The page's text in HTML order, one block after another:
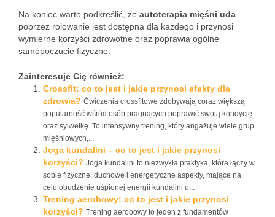
Na koniec warto podkreślić, że autoterapia mięśni uda
poprzez rolowanie jest dostępna dla każdego i przynosi
wymierne korzyści zdrowotne oraz poprawia ogólne
samopoczucie fizyczne.
Zainteresuje Cię również:
Crossfit: co to jest i jakie przynosi efekty dla
zdrowia? Ćwiczenia crossfitowe zdobywają coraz większą
popularność wśród osób pragnących poprawić swoją kondycję
oraz sylwetkę. To intensywny trening, który angażuje wiele grup
mięśniowych,...
Joga kundalini – co to jest i jakie przynosi
korzyści? Joga kundalini to niezwykła praktyka, która łączy w
sobie fizyczne, duchowe i energetyczne aspekty, mające na
celu obudzenie uśpionej energii kundalini u...
Trening aerobowy: co to jest i jakie przynosi
korzyści? Trening aerobowy to jeden z fundamentów